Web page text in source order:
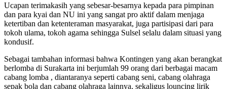
Ucapan terimakasih yang sebesar-besarnya kepada para pimpinan
dan para kyai dan NU ini yang sangat pro aktif dalam menjaga
ketertiban dan ketenteraman masyarakat, juga partisipasi dari para
tokoh ulama, tokoh agama sehingga Sulsel selalu dalam situasi yang
kondusif.
Sebagai tambahan informasi bahwa Kontingen yang akan berangkat
berlomba di Surakarta ini berjumlah 99 orang dari berbagai macam
cabang lomba , diantaranya seperti cabang seni, cabang olahraga
sepak bola dan cabang olahraga lainnya, sekaligus louncing lirik